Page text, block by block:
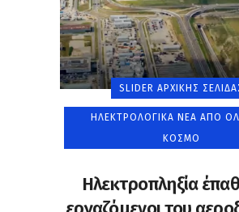
SLIDER ΑΡΧΙΚΉΣ
ΗΛΕΚΤΡΟΛΟΓΙΚΆ ΝΈΑ ΑΠΌ
ΚΌΣΜΟ
Ηλεκτροπληξία